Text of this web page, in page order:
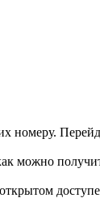
номеру.
можно